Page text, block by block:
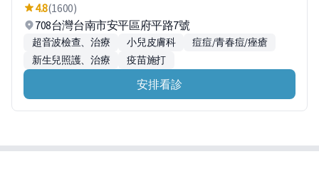
4.8(1600)
708台灣台南市安平區府平路7號
超音波檢查、治療 小兒皮膚科
痘痘/青春痘/痤瘡
新生兒照護、治療
疫苗施打
安排看診